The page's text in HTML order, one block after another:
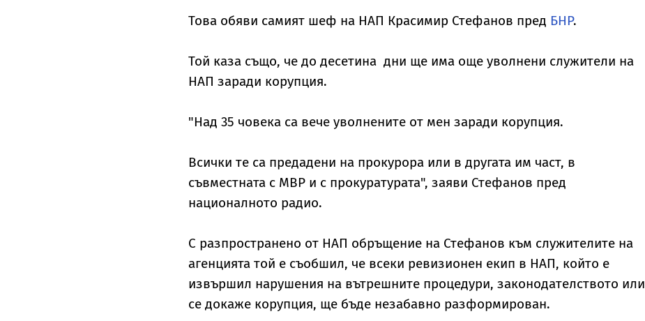
Това обяви самият шеф на НАП Красимир Стефанов пред БНР.
Той каза също, че до десетина дни ще има още уволнени служители на
НАП заради корупция.
"Над 35 човека са вече уволнените от мен заради корупция.
Всички те са предадени на прокурора или в другата им част, в
съвместната с МВР и с прокуратурата", заяви Стефанов пред
националното радио.
С разпространено от НАП обръщение на Стефанов към служителите на
агенцията той е съобшил, че всеки ревизионен екип в НАП, който е
извършил нарушения на вътрешните процедури, законодателството или
се докаже корупция, ще бъде незабавно разформирован.